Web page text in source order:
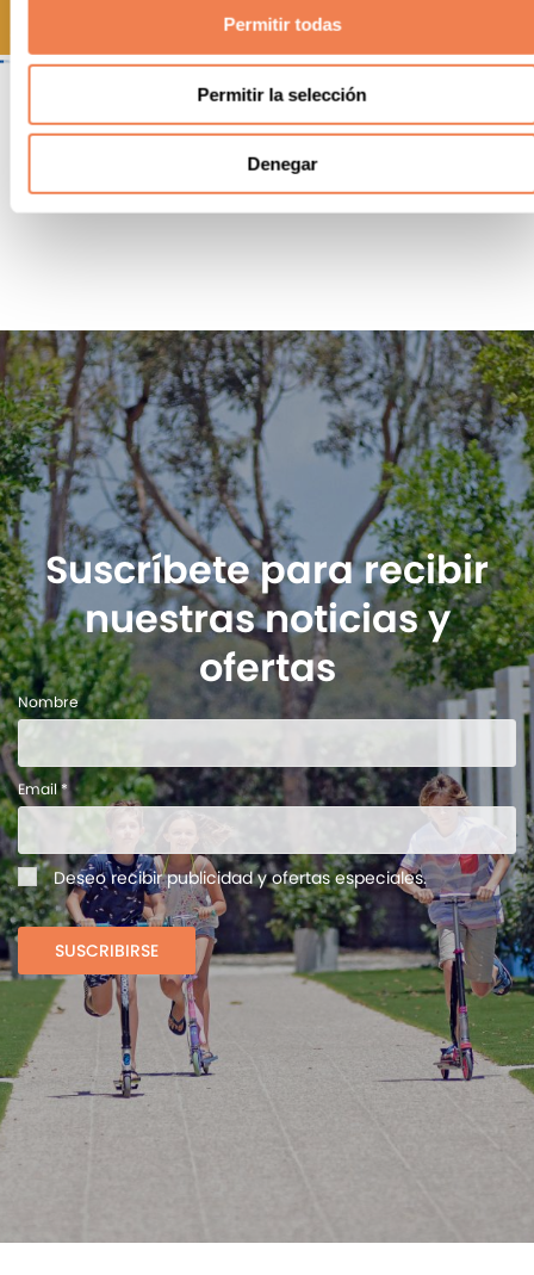
Permitir todas
Permitir la selección
Denegar
Amb el suport del Departament
d’Empresa i Treball
Suscríbete para recibir
nuestras noticias y
ofertas
Nombre
Email *
Deseo recibir publicidad y ofertas especiales.
SUSCRIBIRSE